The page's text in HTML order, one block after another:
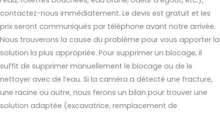
contactez-nous immédiatement. Le devis est gratuit et les
prix seront communiqués par téléphone avant notre arrivée.
Nous trouverons la cause du problème pour vous apporter la
solution la plus appropriée. Pour supprimer un blocage, il
suffit de supprimer manuellement le blocage ou de le
nettoyer avec de l’eau. Si la caméra a détecté une fracture,
une racine ou autre, nous ferons un bilan pour trouver une
solution adaptée (excavatrice, remplacement de